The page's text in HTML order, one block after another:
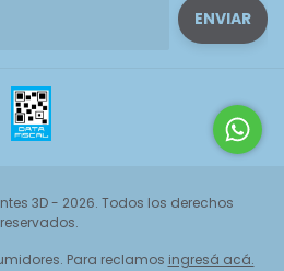
3D - 2026. Todos los derechos
reservados.
Para reclamos ingresá acá.